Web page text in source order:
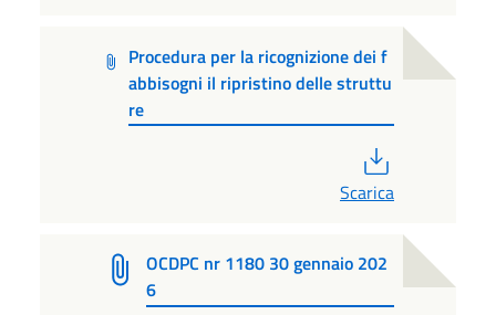
Procedura per la ricognizione dei f
abbisogni il ripristino delle struttu
re
Scarica
OCDPC nr 1180 30 gennaio 202
6